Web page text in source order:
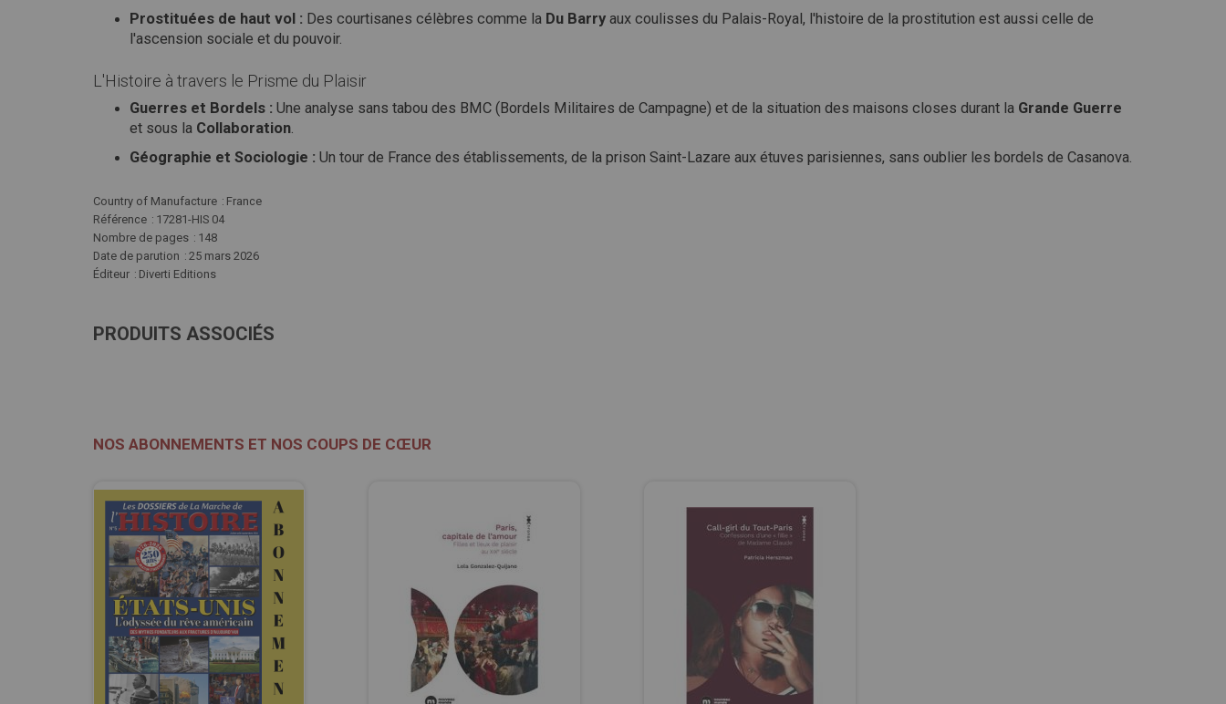
Prostituées de haut vol : Des courtisanes célèbres comme la Du Barry aux coulisses du Palais-Royal, l'histoire de la prostitution est aussi celle de
l'ascension sociale et du pouvoir.
L'Histoire à travers le Prisme du Plaisir
Guerres et Bordels : Une analyse sans tabou des BMC (Bordels Militaires de Campagne) et de la situation des maisons closes durant la Grande Guerre
et sous la Collaboration.
Géographie et Sociologie : Un tour de France des établissements, de la prison Saint-Lazare aux étuves parisiennes, sans oublier les bordels de Casanova.
Plus
d'infos
Country of Manufacture
France
Référence
17281-HIS 04
Nombre de pages
148
Date de parution
25 mars 2026
Éditeur
Diverti Editions
PRODUITS ASSOCIÉS
NOS ABONNEMENTS ET NOS COUPS DE CŒUR